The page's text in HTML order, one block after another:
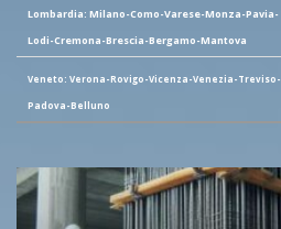
Lombardia: Milano-Como-Varese-Monza-Pavia-
Lodi-Cremona-Brescia-Bergamo-Mantova
Veneto: Verona-Rovigo-Vicenza-Venezia-Treviso-
Padova-Belluno